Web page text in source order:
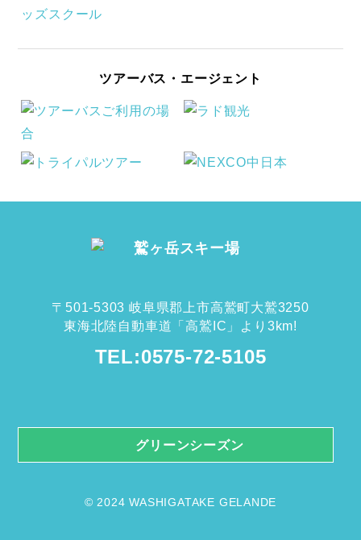
ツアーバス・エージェント
〒501-5303 岐阜県郡上市高鷲町大鷲3250
東海北陸自動車道「高鷲IC」より3km!
TEL:0575-72-5105
グリーンシーズン
© 2024 WASHIGATAKE GELANDE